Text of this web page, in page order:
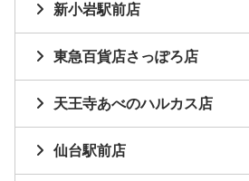
新小岩駅前店
東急百貨店さっぽろ店
天王寺あべのハルカス店
仙台駅前店